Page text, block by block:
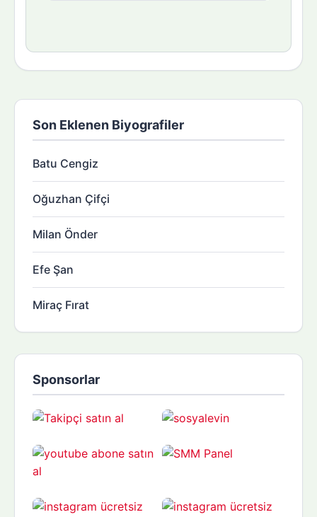
Son Eklenen Biyografiler
Batu Cengiz
Oğuzhan Çifçi
Milan Önder
Efe Şan
Miraç Fırat
Sponsorlar